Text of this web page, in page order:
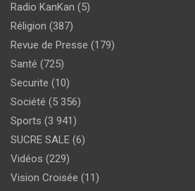
Radio KanKan (5)
Réligion (387)
Revue de Presse (179)
Santé (725)
Securite (10)
Société (5 356)
Sports (3 941)
SUCRE SALE (6)
Vidéos (229)
Vision Croisée (11)